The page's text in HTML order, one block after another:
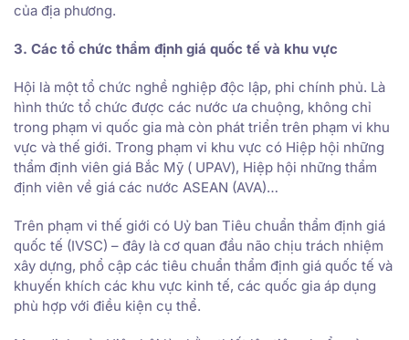
của địa phương.
3. Các tổ chức thẩm định giá quốc tế và khu vực
Hội là một tổ chức nghề nghiệp độc lập, phi chính phủ. Là
hình thức tổ chức được các nước ưa chuộng, không chỉ
trong phạm vi quốc gia mà còn phát triển trên phạm vi khu
vực và thế giới. Trong phạm vi khu vực có Hiệp hội những
thẩm định viên giá Bắc Mỹ ( UPAV), Hiệp hội những thẩm
định viên về giá các nước ASEAN (AVA)…
Trên phạm vi thế giới có Uỷ ban Tiêu chuẩn thẩm định giá
quốc tế (IVSC) – đây là cơ quan đầu não chịu trách nhiệm
xây dựng, phổ cập các tiêu chuẩn thẩm định giá quốc tế và
khuyến khích các khu vực kinh tế, các quốc gia áp dụng
phù hợp với điều kiện cụ thể.